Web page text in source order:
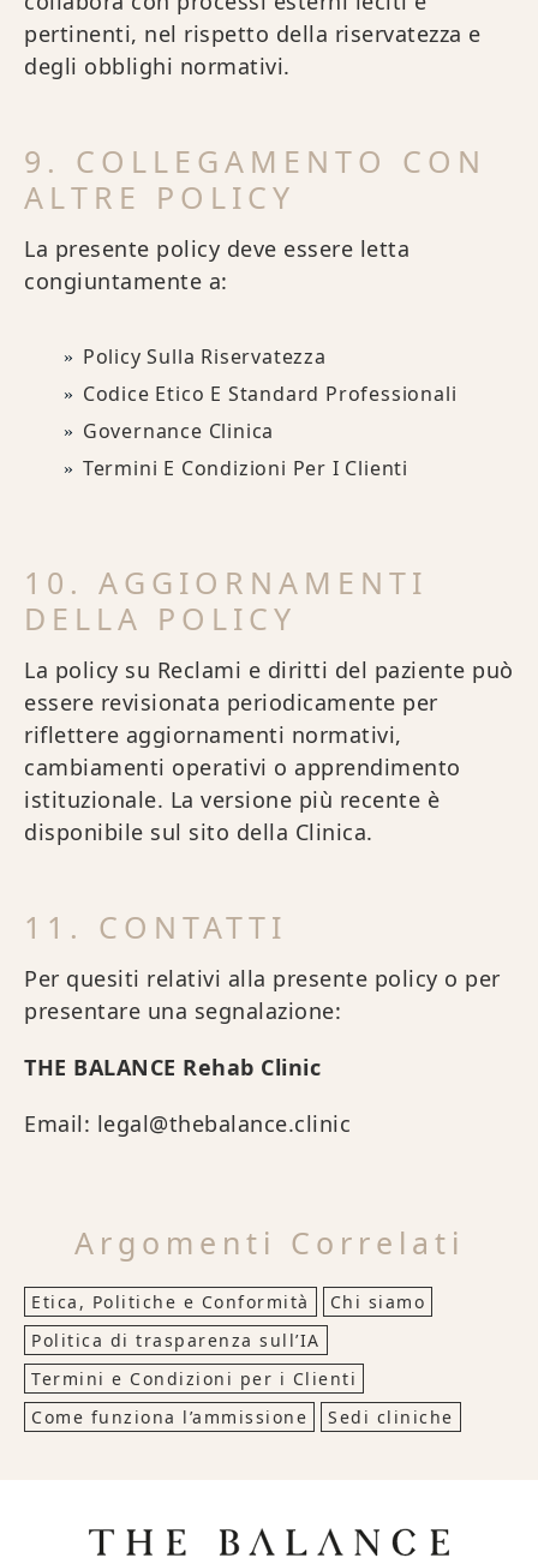
pertinenti, nel rispetto della riservatezza e
degli obblighi normativi.
9. COLLEGAMENTO CON
ALTRE POLICY
La presente policy deve essere letta
congiuntamente a:
Policy Sulla Riservatezza
Codice Etico E Standard Professionali
Governance Clinica
Termini E Condizioni Per I Clienti
10. AGGIORNAMENTI
DELLA POLICY
La policy su Reclami e diritti del paziente può
essere revisionata periodicamente per
riflettere aggiornamenti normativi,
cambiamenti operativi o apprendimento
istituzionale. La versione più recente è
disponibile sul sito della Clinica.
11. CONTATTI
Per quesiti relativi alla presente policy o per
presentare una segnalazione:
THE BALANCE Rehab Clinic
Email: legal@thebalance.clinic
Argomenti Correlati
Etica, Politiche e Conformità
Chi siamo
Politica di trasparenza sull’IA
Termini e Condizioni per i Clienti
Come funziona l’ammissione
Sedi cliniche